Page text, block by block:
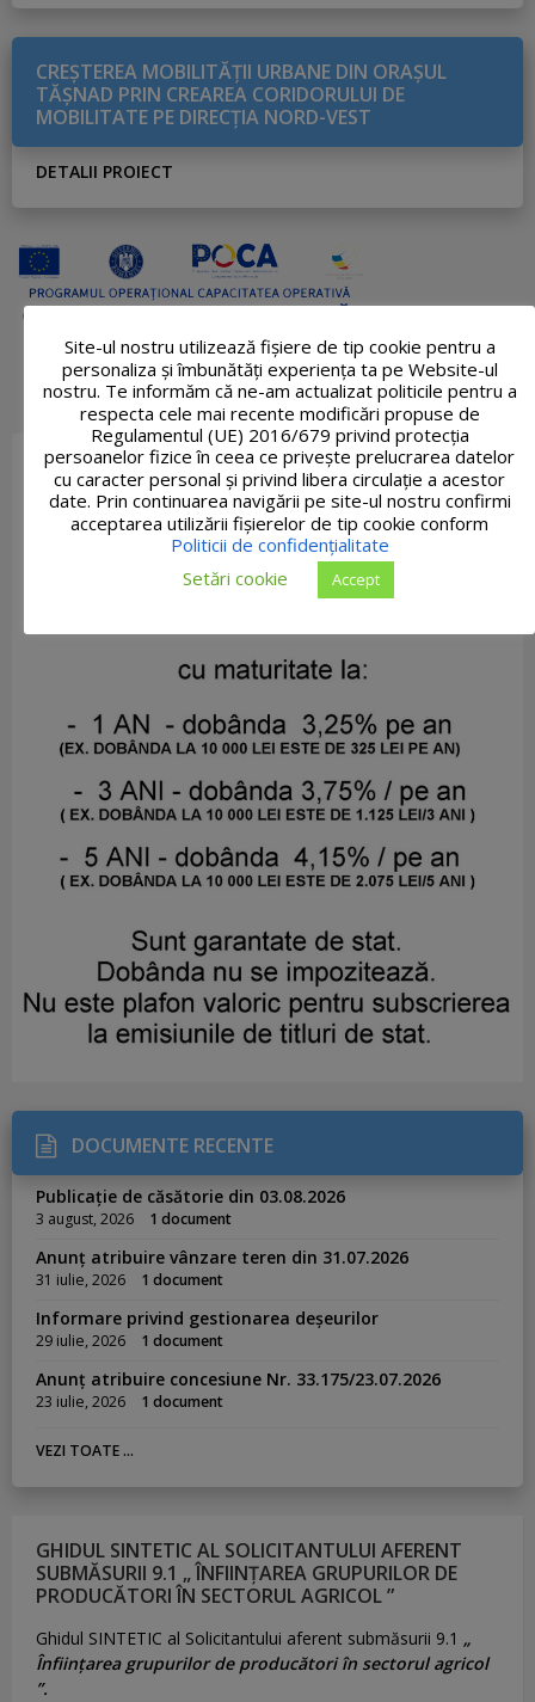
CREŞTEREA MOBILITĂŢII URBANE DIN ORAŞUL
TĂŞNAD PRIN CREAREA CORIDORULUI DE
MOBILITATE PE DIRECŢIA NORD-VEST
DETALII PROIECT
DOCUMENTE RECENTE
Publicație de căsătorie din 03.08.2026
3 august, 2026 1 document
Anunț atribuire vânzare teren din 31.07.2026
31 iulie, 2026 1 document
Informare privind gestionarea deșeurilor
29 iulie, 2026 1 document
Anunț atribuire concesiune Nr. 33.175/23.07.2026
23 iulie, 2026 1 document
VEZI TOATE ...
GHIDUL SINTETIC AL SOLICITANTULUI AFERENT
SUBMĂSURII 9.1 „ ÎNFIINȚAREA GRUPURILOR DE
PRODUCĂTORI ÎN SECTORUL AGRICOL ”
Ghidul SINTETIC al Solicitantului aferent submăsurii 9.1 „
Înființarea grupurilor de producători în sectorul agricol
”.
Site-ul nostru utilizează fişiere de tip cookie pentru a
personaliza și îmbunătăți experiența ta pe Website-ul
nostru. Te informăm că ne-am actualizat politicile pentru a
respecta cele mai recente modificări propuse de
Regulamentul (UE) 2016/679 privind protecția
persoanelor fizice în ceea ce privește prelucrarea datelor
cu caracter personal și privind libera circulație a acestor
date. Prin continuarea navigării pe site-ul nostru confirmi
acceptarea utilizării fişierelor de tip cookie conform
Politicii de confidențialitate
Setări cookie
Accept